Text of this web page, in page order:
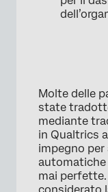
Molte delle
state
mediante
in Qualtrics
impegno per
mai